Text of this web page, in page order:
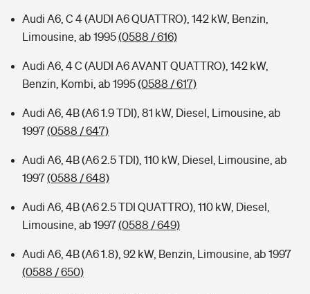
Audi A6, C 4 (AUDI A6 QUATTRO), 142 kW, Benzin,
Limousine, ab 1995(0588 / 616)
Audi A6, 4 C (AUDI A6 AVANT QUATTRO), 142 kW,
Benzin, Kombi, ab 1995(0588 / 617)
Audi A6, 4B (A6 1.9 TDI), 81 kW, Diesel, Limousine, ab
1997(0588 / 647)
Audi A6, 4B (A6 2.5 TDI), 110 kW, Diesel, Limousine, ab
1997(0588 / 648)
Audi A6, 4B (A6 2.5 TDI QUATTRO), 110 kW, Diesel,
Limousine, ab 1997(0588 / 649)
Audi A6, 4B (A6 1.8), 92 kW, Benzin, Limousine, ab 1997
(0588 / 650)